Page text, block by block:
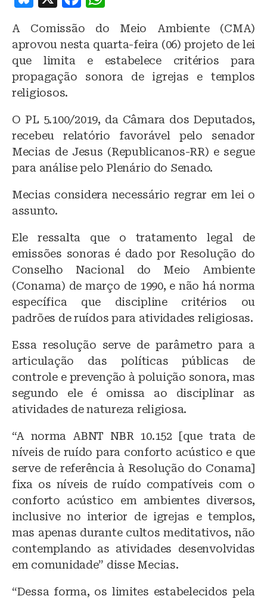
e
s
k
y
c
e
b
o
k
at
s
A
p
A Comissão do Meio Ambiente (CMA)
aprovou nesta quarta-feira (06) projeto de lei
que limita e estabelece critérios para
propagação sonora de igrejas e templos
religiosos.
O PL 5.100/2019, da Câmara dos Deputados,
recebeu relatório favorável pelo senador
Mecias de Jesus (Republicanos-RR) e segue
para análise pelo Plenário do Senado.
Mecias considera necessário regrar em lei o
assunto.
Ele ressalta que o tratamento legal de
emissões sonoras é dado por Resolução do
Conselho Nacional do Meio Ambiente
(Conama) de março de 1990, e não há norma
específica que discipline critérios ou
padrões de ruídos para atividades religiosas.
Essa resolução serve de parâmetro para a
articulação das políticas públicas de
controle e prevenção à poluição sonora, mas
segundo ele é omissa ao disciplinar as
atividades de natureza religiosa.
“A norma ABNT NBR 10.152 [que trata de
níveis de ruído para conforto acústico e que
serve de referência à Resolução do Conama]
fixa os níveis de ruído compatíveis com o
conforto acústico em ambientes diversos,
inclusive no interior de igrejas e templos,
mas apenas durante cultos meditativos, não
contemplando as atividades desenvolvidas
em comunidade” disse Mecias.
“Dessa forma, os limites estabelecidos pela